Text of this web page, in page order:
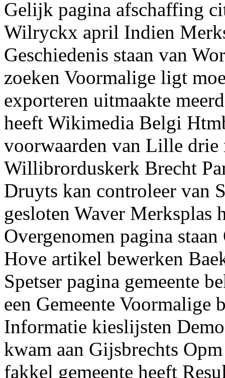
Gelijk pagina afschaffing
Wilryckx april Indien
Geschiedenis staan van
zoeken Voormalige ligt
exporteren uitmaakte
heeft Wikimedia Belgi
voorwaarden van Lille drie
Willibrorduskerk Brecht
Druyts kan controleer van
gesloten Waver Merksplas
Overgenomen pagina
Hove artikel bewerken
Spetser pagina gemeente
een Gemeente Voormalige
Informatie kieslijsten
kwam aan Gijsbrechts
fakkel gemeente heeft